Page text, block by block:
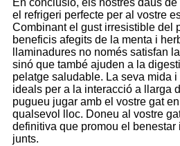
En conclusió, els nostres daus
el refrigeri perfecte per al vostre
Combinant el gust irresistible del
beneficis afegits de la menta i
llaminadures no només satisfan
sinó que també ajuden a la
pelatge saludable. La seva mida
ideals per a la interacció a llarga
pugueu jugar amb el vostre gat
qualsevol lloc. Doneu al vostre
definitiva que promou el benestar
junts.